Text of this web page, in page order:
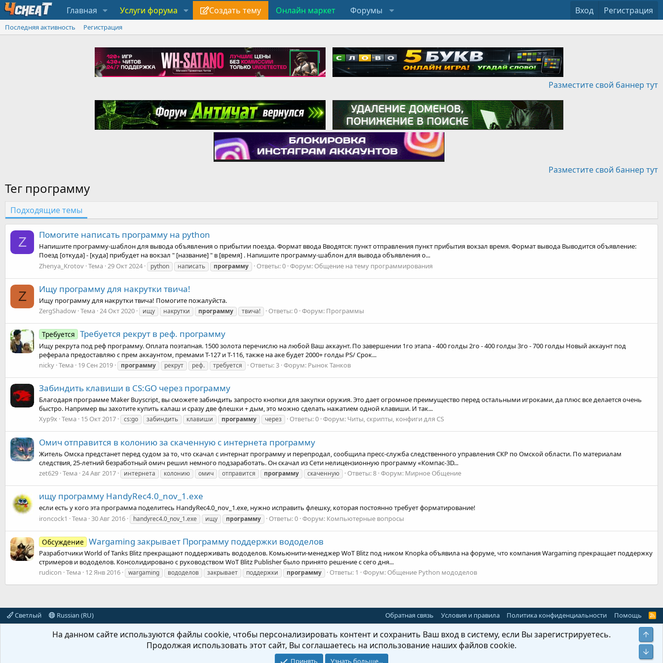
Главная Услуги форума Создать тему Онлайн маркет Форумы Вход Регистрация
Последняя активность Регистрация
Разместите свой баннер тут
Разместите свой баннер тут
Тег программу
Подходящие темы
Z Помогите написать программу на python
Напишите программу-шаблон для вывода объявления о прибытии поезда. Формат ввода Вводятся: пункт отправления пункт прибытия вокзал время. Формат вывода Выводится объявление:
Поезд [откуда] - [куда] прибудет на вокзал " [название] " в [время] . Напишите программу-шаблон для вывода объявления о...
Zhenya_Krotov Тема 29 Окт 2024 python написать программу Ответы: 0 Форум: Общение на тему программирования
Z Ищу программу для накрутки твича!
Ищу программу для накрутки твича! Помогите пожалуйста.
ZergShadow Тема 24 Окт 2020 ищу накрутки программу твича! Ответы: 0 Форум: Программы
Требуется Требуется рекрут в реф. программу
Ищу рекрута под реф программу. Оплата поэтапная. 1500 золота перечислю на любой Ваш аккаунт. По завершении 1го этапа - 400 голды 2го - 400 голды 3го - 700 голды Новый аккаунт под
реферала предоставляю с прем аккаунтом, премами Т-127 и Т-116, также на аке будет 2000+ голды PS/ Срок...
nicky Тема 19 Сен 2019 программу рекрут реф. требуется Ответы: 3 Форум: Рынок Танков
Забиндить клавиши в CS:GO через программу
Благодаря программе Maker Buyscript, вы сможете забиндить запросто кнопки для закупки оружия. Это дает огромное преимущество перед остальными игроками, да плюс все делается очень
быстро. Например вы захотите купить калаш и сразу две флешки + дым, это можно сделать нажатием одной клавиши. И так...
Xyp9x Тема 15 Окт 2017 cs:go забиндить клавиши программу через Ответы: 0 Форум: Читы, скрипты, конфиги для CS
Омич отправится в колонию за скаченную с интернета программу
Житель Омска предстанет перед судом за то, что скачал с интернат программу и перепродал, сообщила пресс-служба следственного управления СКР по Омской области. По материалам
следствия, 25-летний безработный омич решил немного подзаработать. Он скачал из Сети нелицензионную программу «Компас-3D...
zet629 Тема 24 Авг 2017 интернета колонию омич отправится программу скаченную Ответы: 8 Форум: Мирное Общение
ищу программу HandyRec4.0_nov_1.exe
если есть у кого эта программа поделитесь HandyRec4.0_nov_1.exe, нужно исправить флешку, которая постоянно требует форматирование!
ironcock1
Тема 30 Авг 2016 handyrec4.0_nov_1.exe ищу программу Ответы: 0 Форум: Компьютерные вопросы
Обсуждение Wargaming закрывает Программу поддержки вододелов
Разработчики World of Tanks Blitz прекращают поддерживать вододелов. Комьюнити-менеджер WoT Blitz под ником Knopka объявила на форуме, что компания Wargaming прекращает поддержку
стримеров и вододелов. Консолидировано с руководством WoT Blitz Publisher было принято решение с сего дня...
rudicon Тема 12 Янв 2016 wargaming вододелов закрывает поддержки программу Ответы: 1 Форум: Общение Python мододелов
Светлый Russian (RU) Обратная связь Условия и правила Политика конфиденциальности Помощь
R
На данном сайте используются файлы cookie, чтобы персонализировать контент и сохранить Ваш вход в систему, если Вы зарегистрируетесь.
Продолжая использовать этот сайт, Вы соглашаетесь на использование наших файлов cookie.
Принять Узнать больше...